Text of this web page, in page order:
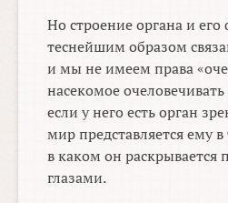
Но строение органа и
теснейшим образом
и мы не имеем права
насекомое
если у него есть орган
мир представляется ему
в каком он
глазами.